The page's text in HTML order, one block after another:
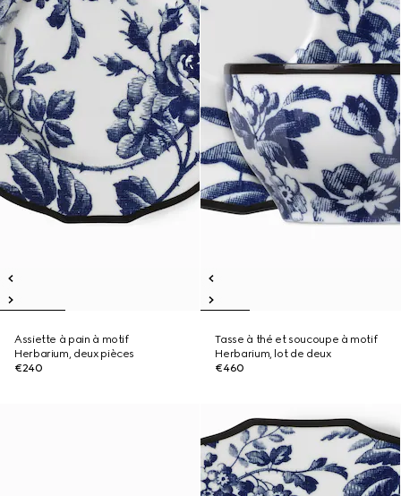
Assiette à pain à motif
Herbarium, deux pièces
€240
Tasse à thé et soucoupe à motif
Herbarium, lot de deux
€460